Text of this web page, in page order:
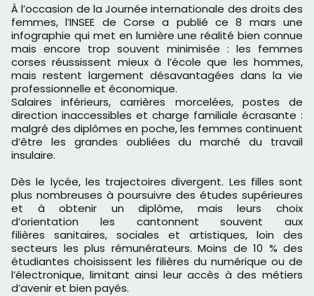
À l’occasion de la Journée internationale des droits des
femmes, l’INSEE de Corse a publié ce 8 mars une
infographie qui met en lumière une réalité bien connue
mais encore trop souvent minimisée : les femmes
corses réussissent mieux à l’école que les hommes,
mais restent largement désavantagées dans la vie
professionnelle et économique.
Salaires inférieurs, carrières morcelées, postes de
direction inaccessibles et charge familiale écrasante :
malgré des diplômes en poche, les femmes continuent
d’être les grandes oubliées du marché du travail
insulaire.
Dès le lycée, les trajectoires divergent. Les filles sont
plus nombreuses à poursuivre des études supérieures
et à obtenir un diplôme, mais leurs choix
d’orientation les cantonnent souvent aux
filières sanitaires, sociales et artistiques, loin des
secteurs les plus rémunérateurs. Moins de 10 % des
étudiantes choisissent les filières du numérique ou de
l’électronique, limitant ainsi leur accès à des métiers
d’avenir et bien payés.